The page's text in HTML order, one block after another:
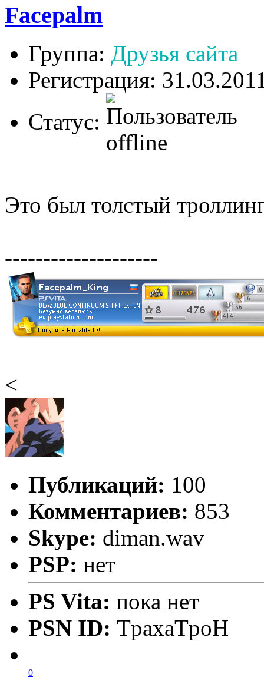
Facepalm
Группа: Друзья сайта
Регистрация:
Статус:
Это был толстый
--------------------
<
Публикаций: 100
Комментариев: 853
Skype: diman.wav
PSP: нет
PS Vita: пока нет
PSN ID: TpaxaTpoH
0